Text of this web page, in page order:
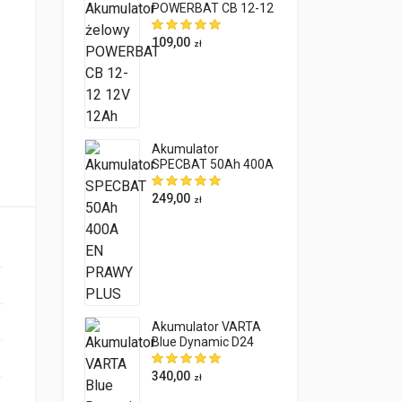
POWERBAT CB 12-12
12V 12Ah
109,00 zł
Akumulator
SPECBAT 50Ah 400A
EN PRAWY PLUS
249,00 zł
Akumulator VARTA
Blue Dynamic D24
60Ah 540A EN
340,00 zł